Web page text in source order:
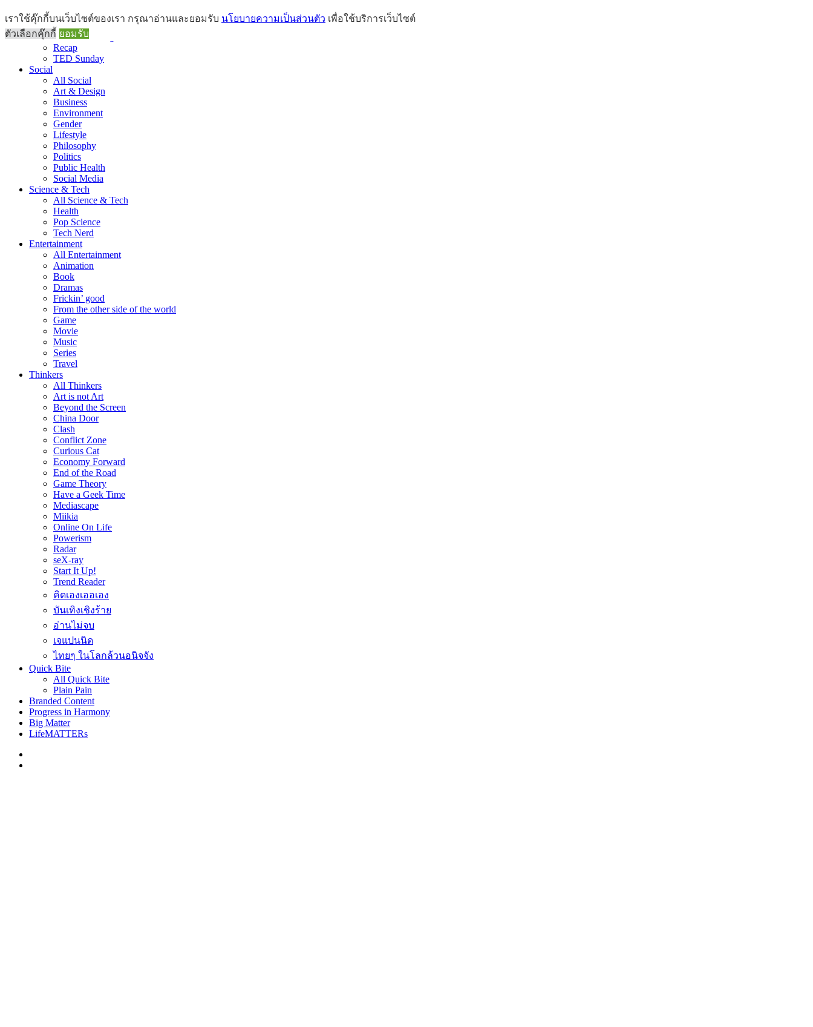
Brief
All Brief
Goods Morning
Recap
TED Sunday
Social
All Social
Art & Design
Business
Environment
Gender
Lifestyle
Philosophy
Politics
Public Health
Social Media
Science & Tech
All Science & Tech
Health
Pop Science
Tech Nerd
Entertainment
All Entertainment
Animation
Book
Dramas
Frickin’ good
From the other side of the world
Game
Movie
Music
Series
Travel
Thinkers
All Thinkers
Art is not Art
Beyond the Screen
China Door
Clash
Conflict Zone
Curious Cat
Economy Forward
End of the Road
Game Theory
Have a Geek Time
Mediascape
Miikia
Online On Life
Powerism
Radar
seX-ray
Start It Up!
Trend Reader
คิดเองเออเอง
บันเทิงเชิงร้าย
อ่านไม่จบ
เจแปนนิด
ไทยๆ ในโลกล้วนอนิจจัง
Quick Bite
All Quick Bite
Plain Pain
Branded Content
Progress in Harmony
Big Matter
LifeMATTERs
เราใช้คุ๊กกี้บนเว็บไซต์ของเรา กรุณาอ่านและยอมรับ นโยบายความเป็นส่วนตัว เพื่อใช้บริการเว็บไซต์
ตัวเลือกคุ๊กกี้ ยอมรับ